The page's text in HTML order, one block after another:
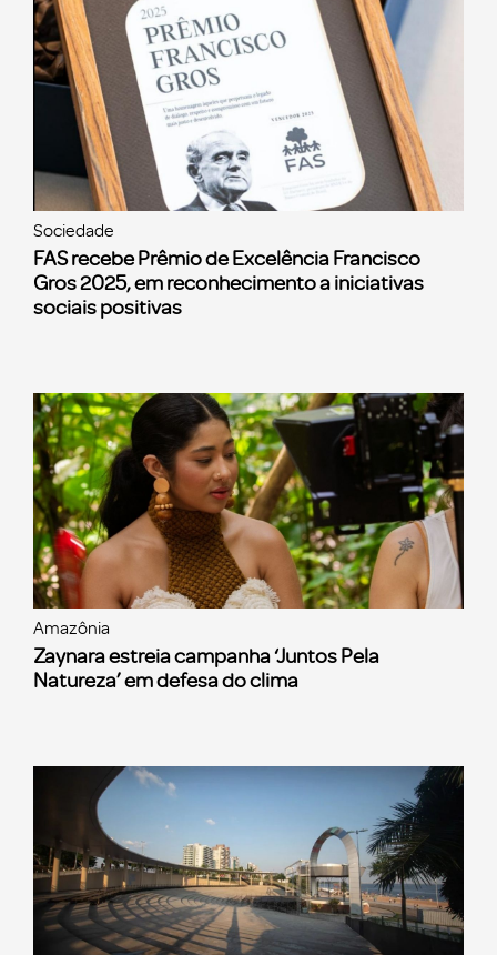
Sociedade
FAS recebe Prêmio de Excelência Francisco
Gros 2025, em reconhecimento a iniciativas
sociais positivas
Amazônia
Zaynara estreia campanha ‘Juntos Pela
Natureza’ em defesa do clima